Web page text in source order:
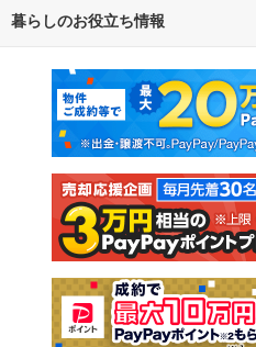
通勤・通学時間から探す
不動産・住宅
新築マンション
新築一戸建て
注文住宅
売却査定
暮らしのお役立ち情報
マンションカタログ